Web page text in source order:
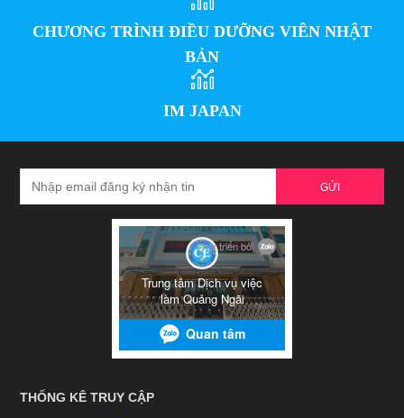
CHƯƠNG TRÌNH ĐIỀU DƯỠNG VIÊN NHẬT
BẢN
IM JAPAN
GỬI
THỐNG KÊ TRUY CẬP